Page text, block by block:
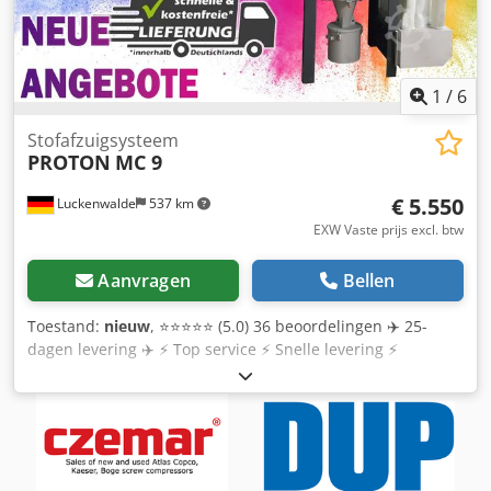
1 / 6
Luckenwalde 537 km
Stofafzuigsysteem
PROTON MC 9
€ 5.550
EXW Vaste prijs excl. btw
Aanvragen Bellen
Toestand: nieuw, ⭐⭐⭐⭐⭐ (5.0) 36 beoordelingen ✈️ 25-
dagen levering ✈️ ⚡️ Top service ⚡️ Snelle levering ⚡️
Geweldige ondersteuning! Energieklasse A+++✅✅✅✅
✳️Behalten Bescherm uw liquiditeit! We bieden
verschillende financieringsmodellen om ervoor te zorgen
dat uw investering de grootste kans op succes heeft. Neem
vandaag nog contact met ons op voor meer informatie over